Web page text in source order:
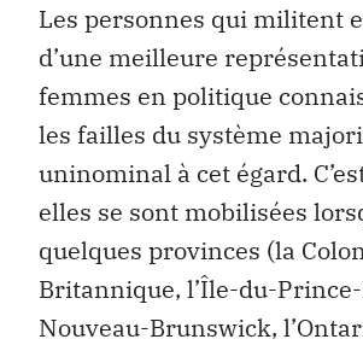
Les personnes qui militent
d’une meilleure
femmes en politique
les failles du système
uninominal à cet égard.
elles se sont mobilisées
quelques provinces (la
Britannique, l’Île-du-
Nouveau-Brunswick,